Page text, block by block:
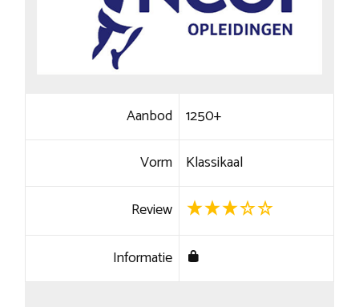
Aanbod 1250+
Vorm Klassikaal
Review
Informatie